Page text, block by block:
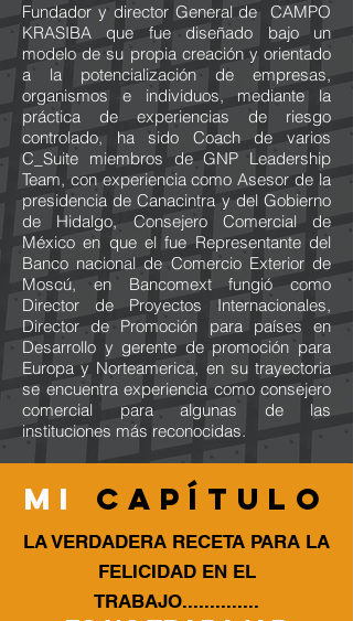
Fundador y director General de CAMPO
KRASIBA que fue diseñado bajo un
modelo de su propia creación y orientado
a la potencialización de empresas,
organismos e individuos, mediante la
práctica de experiencias de riesgo
controlado, ha sido Coach de varios
C_Suite miembros de GNP Leadership
Team, con experiencia como Asesor de la
presidencia de Canacintra y del Gobierno
de Hidalgo, Consejero Comercial de
México en que el fue Representante del
Banco nacional de Comercio Exterior de
Moscú, en Bancomext fungió como
Director de Proyectos Internacionales,
Director de Promoción para países en
Desarrollo y gerente de promoción para
Europa y Norteamerica, en su trayectoria
se encuentra experiencia como consejero
comercial para algunas de las
instituciones más reconocidas.
mi Capítulo
LA VERDADERA RECETA PARA LA
FELICIDAD EN EL
TRABAJO..............